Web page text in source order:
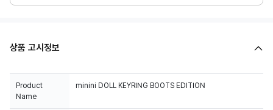
상품 고시정보
Product
Name
minini DOLL KEYRING BOOTS EDITION